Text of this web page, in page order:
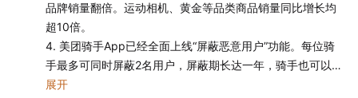
品牌销量翻倍。运动相机、黄金等品类商品销量同比增长均
超10倍。
4. 美团骑手App已经全面上线“屏蔽恶意用户”功能。每位骑
手最多可同时屏蔽2名用户，屏蔽期长达一年，骑手也可以随
时调整屏蔽名单。
展开